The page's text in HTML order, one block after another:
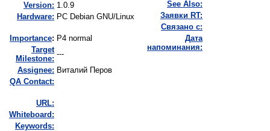
Version: 1.0.9
Hardware: PC Debian GNU/Linux
mportance: P4 normal
Target
Milestone:
---
Assignee: Виталий Перов
QA Contact:
URL:
Whiteboard:
Keywords:
See Also:
Заявки RT:
Связано с:
Дата
напоминания: